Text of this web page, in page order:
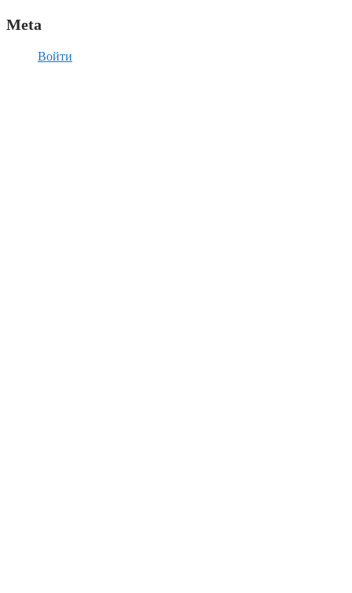
Meta
Войти